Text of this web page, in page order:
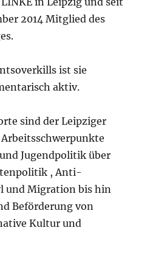
2014 Mitglied des
ist sie
aktiv.
sind der Leipziger
Jugendpolitik über
, Anti-
und Migration bis hin
Beförderung von
Kultur und